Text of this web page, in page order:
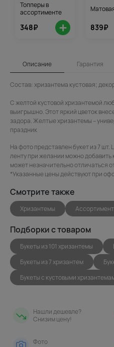
Топперы в
ассортименте
348₽ + 839₽
Описание Гарантия
Состав: хризантема кустовая;
С желтой кустовой хризантемой
выигрышно. Этот яркий цветок
задора. Желтые хризантемы –
праздник
На фото представлен букет из 7 шт.
ленту при желании можно добавить
может незначительно отличаться
*Указанные цены действуют при
Смотрите также
Хризантемы Ассортимент
Подборки с товаром
Букеты из 101 хризантемы
Букеты из 7 хризантем
Букеты с кустовыми
Нашли дешевле?
Снизим цену!
Фото